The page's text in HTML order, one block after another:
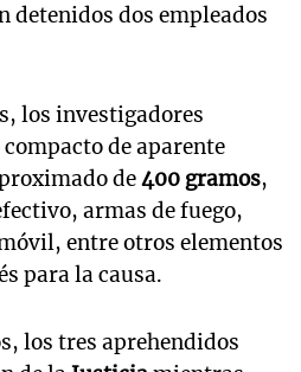
detenidos dos empleados
los investigadores
de aparente
de400 gramos,
armas de fuego,
entre otros elementos
para la causa.
los tres aprehendidos